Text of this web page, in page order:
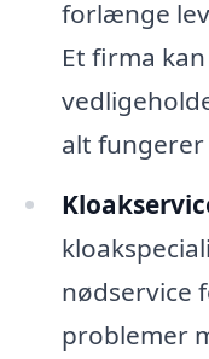
forlænge
Et firma
alt fungerer
nødservice
problemer